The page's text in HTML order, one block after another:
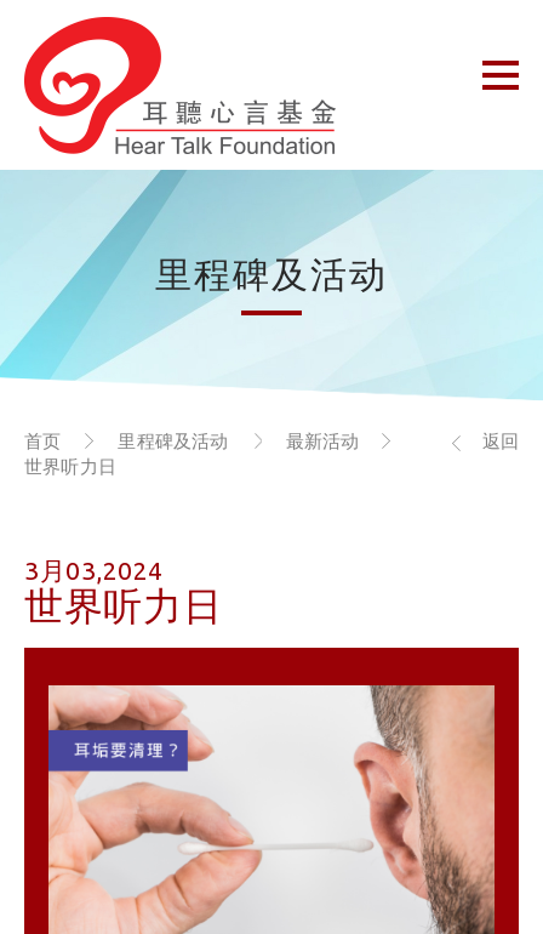
里程碑及活动
首页 里程碑及活动
最新活动
世界听力日
返回
3月03,2024
世界听力日